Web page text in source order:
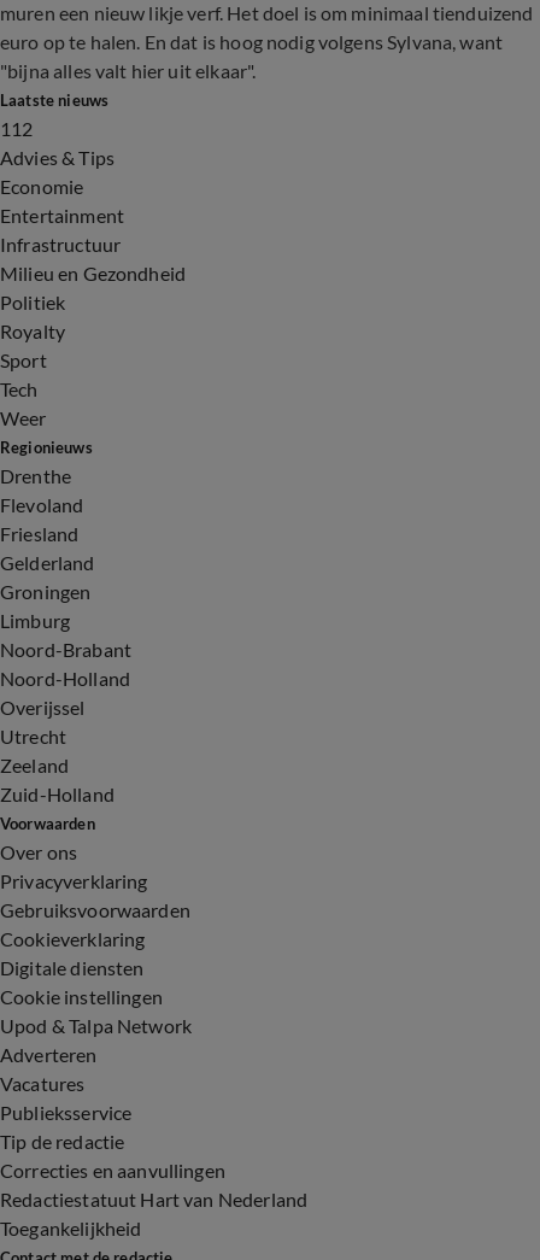
muren een nieuw likje verf. Het doel is om minimaal tienduizend
euro op te halen. En dat is hoog nodig volgens Sylvana, want
"bijna alles valt hier uit elkaar".
Laatste nieuws
112
Advies & Tips
Economie
Entertainment
Infrastructuur
Milieu en Gezondheid
Politiek
Royalty
Sport
Tech
Weer
Regionieuws
Drenthe
Flevoland
Friesland
Gelderland
Groningen
Limburg
Noord-Brabant
Noord-Holland
Overijssel
Utrecht
Zeeland
Zuid-Holland
Voorwaarden
Over ons
Privacyverklaring
Gebruiksvoorwaarden
Cookieverklaring
Digitale diensten
Cookie instellingen
Upod & Talpa Network
Adverteren
Vacatures
Publieksservice
Tip de redactie
Correcties en aanvullingen
Redactiestatuut Hart van Nederland
Toegankelijkheid